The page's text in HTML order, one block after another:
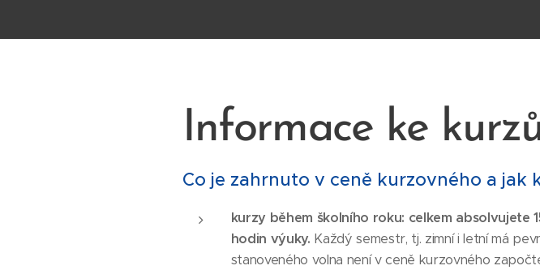
Informace ke
Co je zahrnuto v ceně kurzovného a jak
kurzy během školního roku: celkem absolvujete
hodin výuky. Každý semestr, tj. zimní i letní má
stanoveného volna není v ceně kurzovného